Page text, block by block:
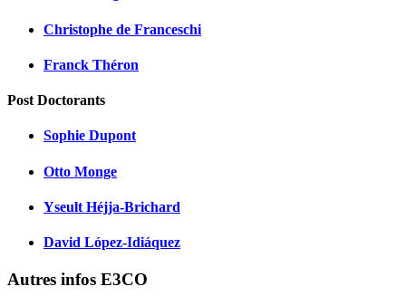
Christophe de Franceschi
Franck Théron
Post Doctorants
Sophie Dupont
Otto Monge
Yseult Héjja-Brichard
David López-Idiáquez
Autres infos E3CO